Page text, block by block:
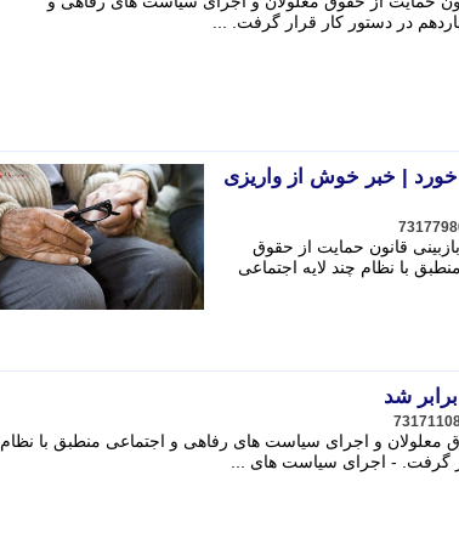
در دستور کار قرار گرفت. ...
خورد | خبر خوش از واریزی
قانون حمایت از حقوق
با نظام چند لایه اجتماعی
از حقوق معلولان و اجرای سیاست های رفاهی و اجتماعی منطبق با نظام
گرفت. - اجرای سیاست های ...